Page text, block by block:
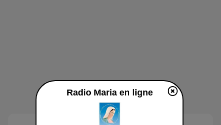
Radio Maria en ligne